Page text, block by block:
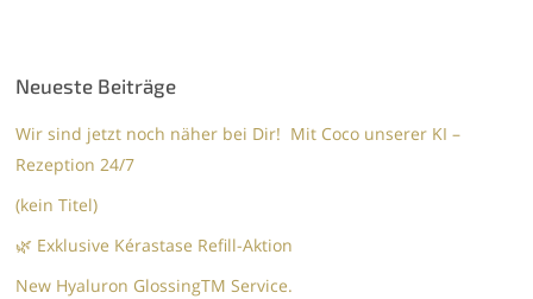
Neueste Beiträge
Wir sind jetzt noch näher bei Dir! Mit Coco unserer KI –
Rezeption 24/7
(kein Titel)
🌿 Exklusive Kérastase Refill-Aktion
New Hyaluron GlossingTM​ Service.​